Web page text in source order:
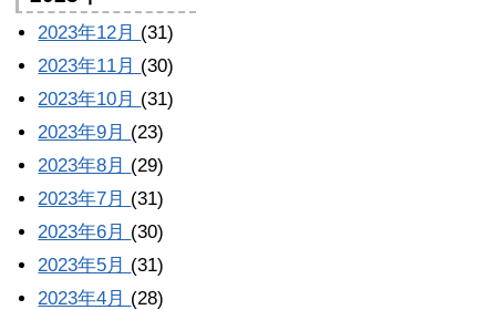
2023年12月 (31)
2023年11月 (30)
2023年10月 (31)
2023年9月 (23)
2023年8月 (29)
2023年7月 (31)
2023年6月 (30)
2023年5月 (31)
2023年4月 (28)